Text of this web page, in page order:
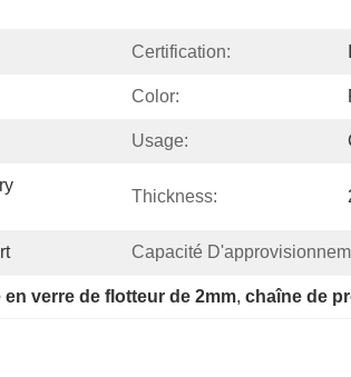
Certification:
Color:
Usage:
Thickness:
Capacité
en verre de flotteur de 2mm, chaîne de